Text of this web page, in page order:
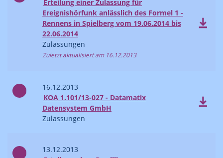
Erteilung einer Zulassung für
Ereignishörfunk anlässlich des Formel 1 -
Rennens in Spielberg vom 19.06.2014 bis
22.06.2014
Zulassungen
Zuletzt aktualisiert am 16.12.2013
16.12.2013
KOA 1.101/13-027 - Datamatix
Datensystem GmbH
Zulassungen
13.12.2013